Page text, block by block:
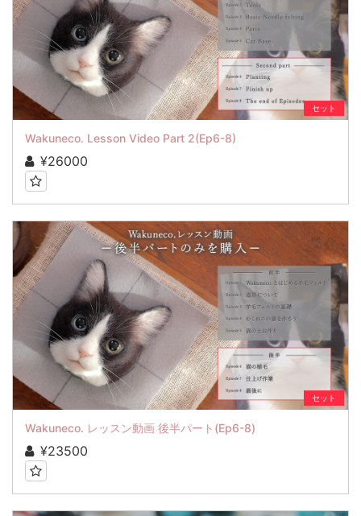
セット
Wakuneco. Lesson Video Part 2(Ep6-8)
¥26000
セット
Wakuneco. レッスン動画 後半パート(Ep6-8)
¥23500